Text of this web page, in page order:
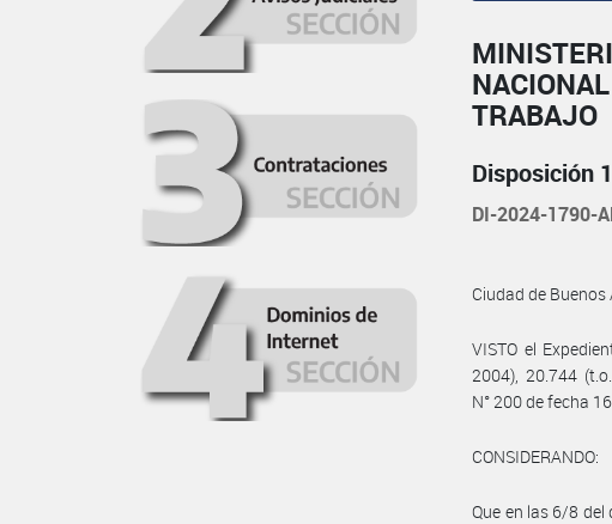
TRABAJO
Disposición
DI-2024-1790-
Ciudad de
VISTO el
2004), 20.744
N° 200 de fecha
CONSIDERANDO:
Que en las 6/8 del